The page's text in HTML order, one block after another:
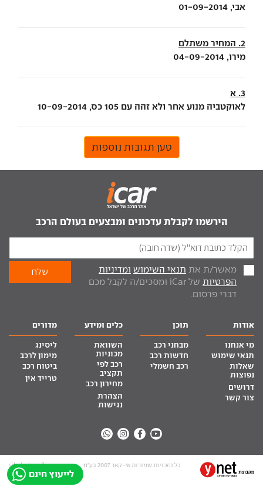
אבי, 01-09-2014
2. המחיר משתלם
מירו, 04-09-2014
3. א
לאוקטביה מנוע אחר ולא זהה עם 105 כס, 10-09-2014
טען תגובות נוספות
לייעוץ חינם
הירשמו לקבלת עדכונים ומבצעים בעולם הרכב
מאשר/ת את תנאי השימוש ומדיניות
הפרטיות
של iCar ומסכים/ה לקבל מכם
דברי פרסום.
אודות
מי אנחנו
תנאי שימוש
שאלות
נפוצות
דרושים
צור קשר
תוכן
מבחני רכב
חדשות רכב
רכב חשמלי
כלים ומידע
השוואת
מכוניות
רכב לפי
תקציב
מחירון רכב
הצהרת
נגישות
מדורים
ליסינג
מימון לרכב
ביטוח רכב
טרייד אין
כל הזכויות שמורות אי-קאר 2007 בע”מ site by tq.soft